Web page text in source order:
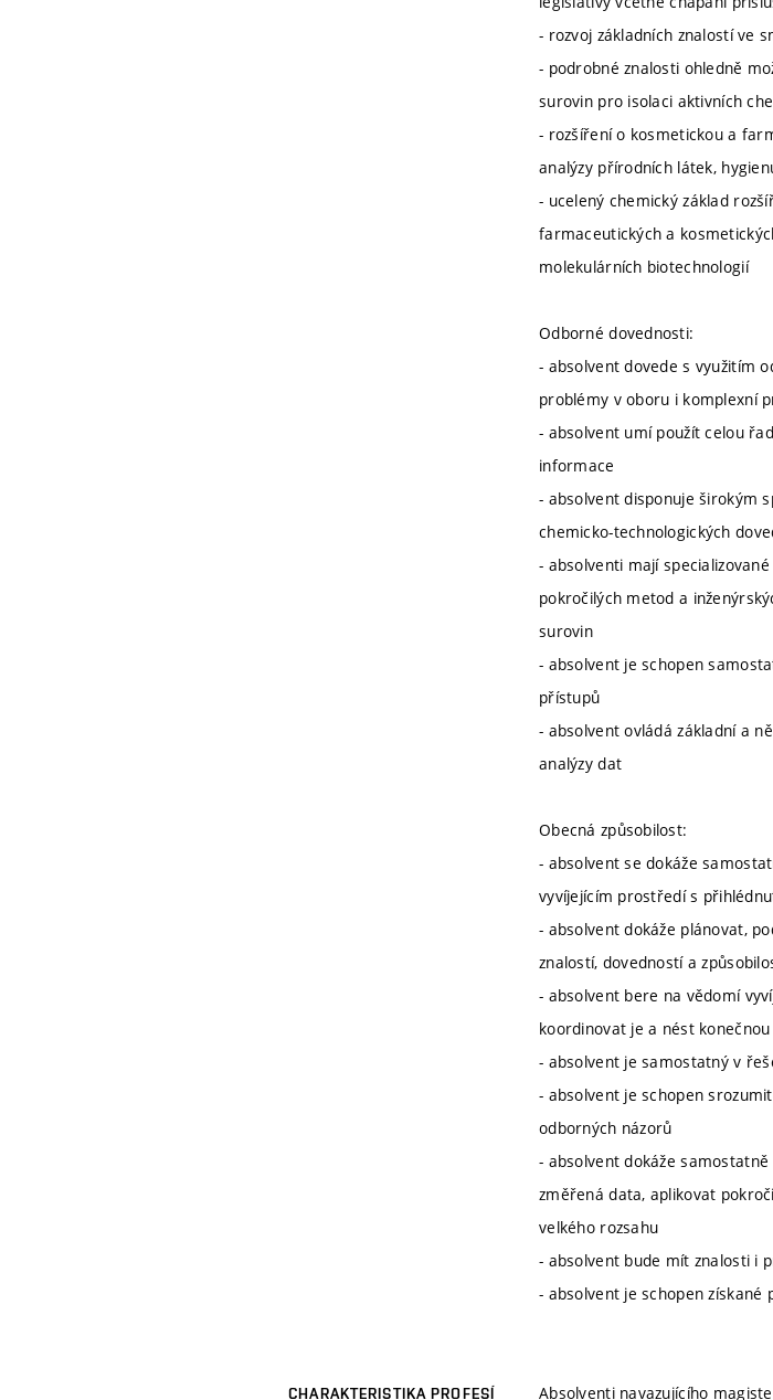
- rozvoj základních znalostí ve
- podrobné znalosti ohledně
surovin pro isolaci aktivních
- rozšíření o kosmetickou a
analýzy přírodních látek,
- ucelený chemický základ
farmaceutických a
molekulárních biotechnologií
Odborné dovednosti:
- absolvent dovede s využitím
problémy v oboru i komplexní
- absolvent umí použít celou
informace
- absolvent disponuje širokým
chemicko-technologických
- absolventi mají
pokročilých metod a
surovin
- absolvent je schopen
přístupů
- absolvent ovládá základní a
analýzy dat
Obecná způsobilost:
- absolvent se dokáže
vyvíjejícím prostředí s
- absolvent dokáže plánovat,
znalostí, dovedností a
- absolvent bere na vědomí
koordinovat je a nést
- absolvent je samostatný v
- absolvent je schopen
odborných názorů
- absolvent dokáže
změřená data, aplikovat
velkého rozsahu
- absolvent bude mít znalosti i
- absolvent je schopen získané
CHARAKTERISTIKA PROFESÍ Absolventi navazujícího